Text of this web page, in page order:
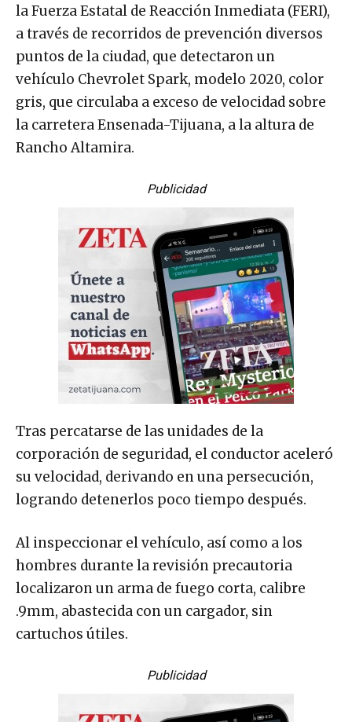
la Fuerza Estatal de Reacción Inmediata (FERI),
a través de recorridos de prevención diversos
puntos de la ciudad, que detectaron un
vehículo Chevrolet Spark, modelo 2020, color
gris, que circulaba a exceso de velocidad sobre
la carretera Ensenada-Tijuana, a la altura de
Rancho Altamira.
Publicidad
Tras percatarse de las unidades de la
corporación de seguridad, el conductor aceleró
su velocidad, derivando en una persecución,
logrando detenerlos poco tiempo después.
Al inspeccionar el vehículo, así como a los
hombres durante la revisión precautoria
localizaron un arma de fuego corta, calibre
.9mm, abastecida con un cargador, sin
cartuchos útiles.
Publicidad